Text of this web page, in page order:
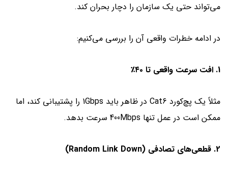
می‌تواند حتی یک سازمان را دچار بحران کند.
در ادامه خطرات واقعی آن را بررسی می‌کنیم:
1. افت سرعت واقعی تا ۴۰٪
مثلاً یک پچ‌کورد Cat6 در ظاهر باید 1Gbps را پشتیبانی کند، اما
ممکن است در عمل تنها 400Mbps سرعت بدهد.
2. قطعی‌های تصادفی (Random Link Down)